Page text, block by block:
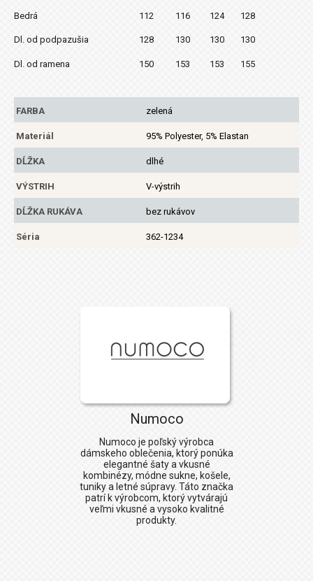
Bedrá 112 116 124 128
Dl. od podpazušia 128 130 130 130
Dl. od ramena 150 153 153 155
FARBA zelená
Materiál 95% Polyester, 5% Elastan
DĹŽKA dlhé
VÝSTRIH V-výstrih
DĹŽKA RUKÁVA bez rukávov
Séria 362-1234
Numoco
Numoco je poľský výrobca
dámskeho oblečenia, ktorý ponúka
elegantné šaty a vkusné
kombinézy, módne sukne, košele,
tuniky a letné súpravy. Táto značka
patrí k výrobcom, ktorý vytvárajú
veľmi vkusné a vysoko kvalitné
produkty.